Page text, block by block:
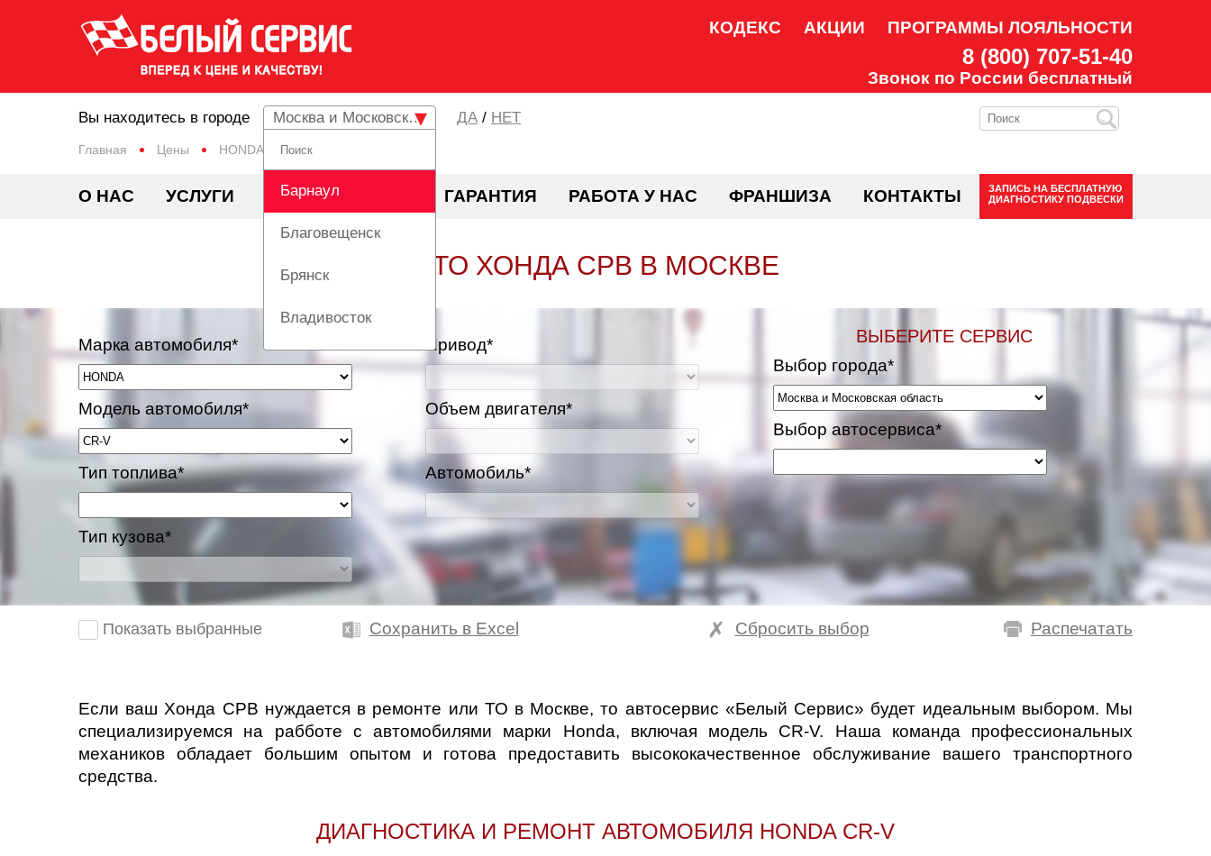
КОДЕКС АКЦИИ ПРОГРАММЫ ЛОЯЛЬНОСТИ
8 (800) 707-51-40
Звонок по России бесплатный
Главная Цены HONDA CR-V
Вы находитесь в городе Москва и Московская область
Барнаул
Благовещенск
Брянск
Владивосток
Вологда
Красноярск
Мурманск
Нижний Новгород
/ НЕТ
О НАС УСЛУГИ ЦЕНЫ ГАРАНТИЯ РАБОТА У НАС ФРАНШИЗА КОНТАКТЫ ЗАПИСЬ НА БЕСПЛАТНУЮ
ДИАГНОСТИКУ ПОДВЕСКИ
ТО ХОНДА СРВ В МОСКВЕ
Марка автомобиля*
Модель автомобиля*
Тип топлива*
Тип кузова*
Привод*
Объем двигателя*
Автомобиль*
ВЫБЕРИТЕ СЕРВИС
Выбор города*
Выбор автосервиса*
Показать выбранные Сохранить в Excel Распечатать
Сбросить выбор
Если ваш Хонда СРВ нуждается в ремонте или ТО в Москве, то автосервис «Белый Сервис» будет идеальным выбором. Мы
специализируемся на рабботе с автомобилями марки Honda, включая модель CR-V. Наша команда профессиональных
механиков обладает большим опытом и готова предоставить высококачественное обслуживание вашего транспортного
средства.
ДИАГНОСТИКА И РЕМОНТ АВТОМОБИЛЯ HONDA CR-V